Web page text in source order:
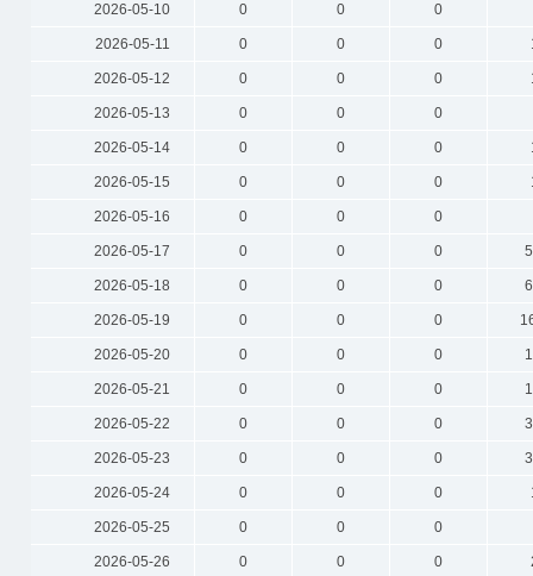
2026-05-10 0 0 0
2026-05-11 0 0 0
2026-05-12 0 0 0
2026-05-13 0 0 0
2026-05-14 0 0 0
2026-05-15 0 0 0
2026-05-16 0 0 0
2026-05-17 0 0 0
2026-05-18 0 0 0
2026-05-19 0 0 0
2026-05-20 0 0 0
2026-05-21 0 0 0
2026-05-22 0 0 0
2026-05-23 0 0 0
2026-05-24 0 0 0
2026-05-25 0 0 0
2026-05-26 0 0 0